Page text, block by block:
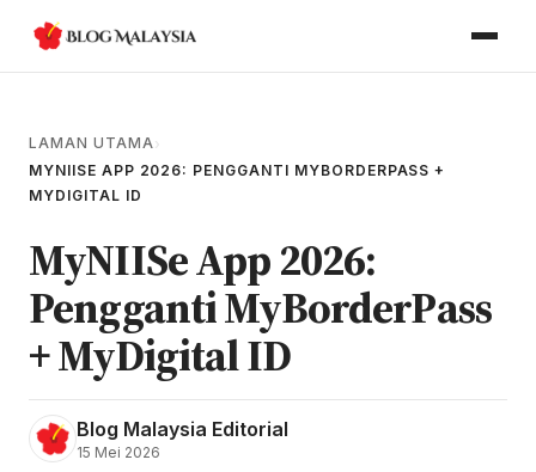
LAMAN UTAMA›
MYNIISE APP 2026: PENGGANTI MYBORDERPASS +
MYDIGITAL ID
MyNIISe App 2026:
Pengganti MyBorderPass
+ MyDigital ID
Blog Malaysia Editorial
15 Mei 2026